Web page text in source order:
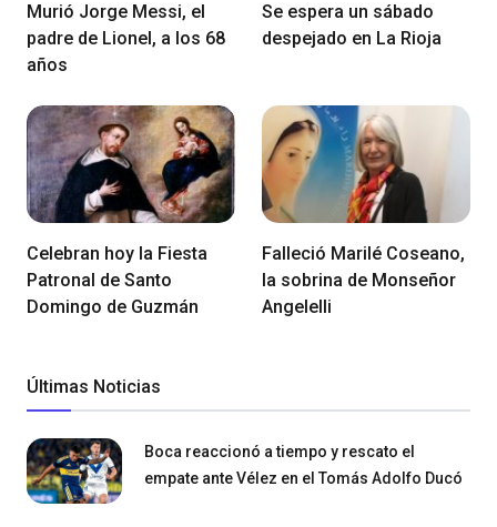
Murió Jorge Messi, el
padre de Lionel, a los 68
años
Se espera un sábado
despejado en La Rioja
Celebran hoy la Fiesta
Patronal de Santo
Domingo de Guzmán
Falleció Marilé Coseano,
la sobrina de Monseñor
Angelelli
Últimas Noticias
Boca reaccionó a tiempo y rescato el
empate ante Vélez en el Tomás Adolfo Ducó